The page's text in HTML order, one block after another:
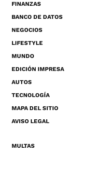
FINANZAS
BANCO DE DATOS
NEGOCIOS
LIFESTYLE
MUNDO
EDICIÓN IMPRESA
AUTOS
TECNOLOGÍA
MAPA DEL SITIO
AVISO LEGAL
MULTAS